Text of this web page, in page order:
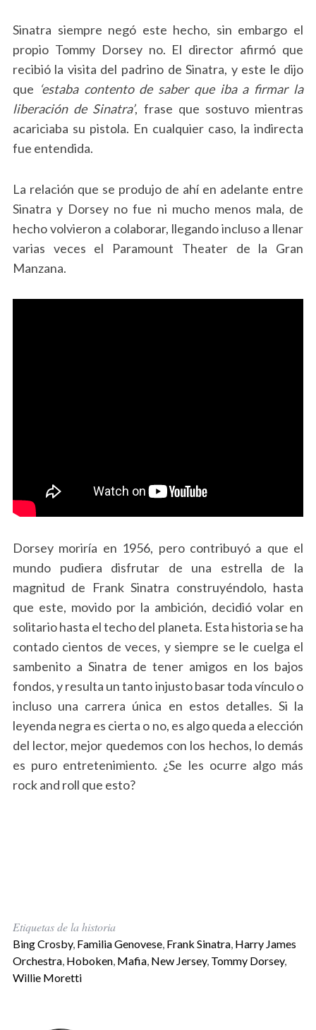
Sinatra siempre negó este hecho, sin embargo el
propio Tommy Dorsey no. El director afirmó que
recibió la visita del padrino de Sinatra, y este le dijo
que ‘estaba contento de saber que iba a firmar la
liberación de Sinatra’, frase que sostuvo mientras
acariciaba su pistola. En cualquier caso, la indirecta
fue entendida.
La relación que se produjo de ahí en adelante entre
Sinatra y Dorsey no fue ni mucho menos mala, de
hecho volvieron a colaborar, llegando incluso a llenar
varias veces el Paramount Theater de la Gran
Manzana.
Dorsey moriría en 1956, pero contribuyó a que el
mundo pudiera disfrutar de una estrella de la
magnitud de Frank Sinatra construyéndolo, hasta
que este, movido por la ambición, decidió volar en
solitario hasta el techo del planeta. Esta historia se ha
contado cientos de veces, y siempre se le cuelga el
sambenito a Sinatra de tener amigos en los bajos
fondos, y resulta un tanto injusto basar toda vínculo o
incluso una carrera única en estos detalles. Si la
leyenda negra es cierta o no, es algo queda a elección
del lector, mejor quedemos con los hechos, lo demás
es puro entretenimiento. ¿Se les ocurre algo más
rock and roll que esto?
Etiquetas de la historia
Bing Crosby, Familia Genovese, Frank Sinatra, Harry James
Orchestra, Hoboken, Mafia, New Jersey, Tommy Dorsey,
Willie Moretti